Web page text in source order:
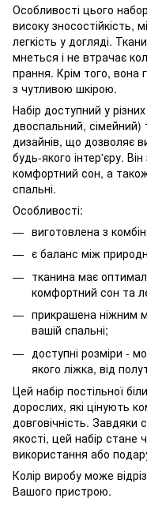
Особливості цього
високу зносостійкість,
легкість у догляді.
мнеться і не втрачає
прання. Крім того, вона
з чутливою шкірою.
Набір доступний у
двоспальний, сімейний)
дизайнів, що дозволяє
будь-якого інтер'єру.
комфортний сон, а
спальні.
Особливості:
виготовлена з
є баланс між
тканина має
комфортний сон та
прикрашена ніжним
вашій спальні;
доступні розміри -
якого ліжка, від
Цей набір постільної
дорослих, які цінують
довговічність. Завдяки
якості, цей набір
використання або
Колір виробу може
Вашого пристрою.